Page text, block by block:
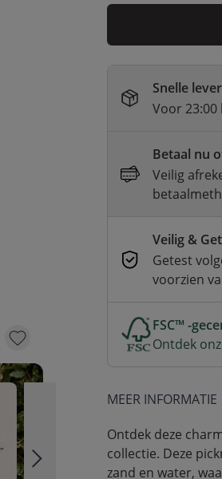
Snelle
Voor 23:00
Betaal nu
Veilig
Veilig &
Getest
voorzien
FSC™ -
Ontdek
MEER INFORMATIE
Ontdek deze
collectie. Deze
zand en water,